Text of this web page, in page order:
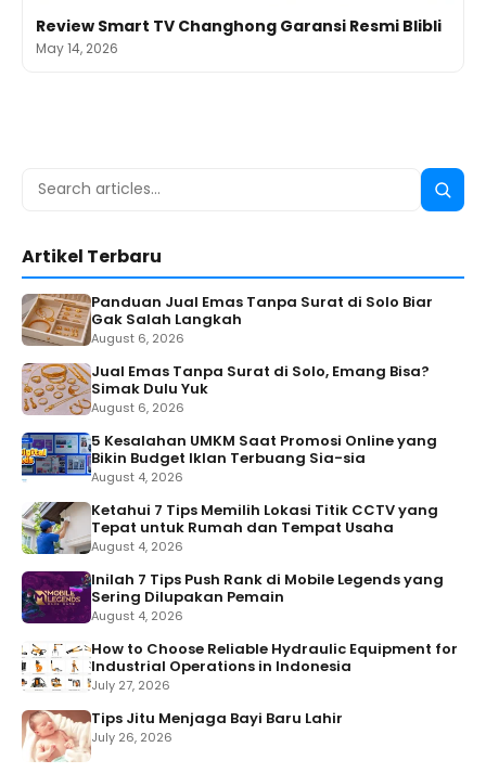
Review Smart TV Changhong Garansi Resmi Blibli
May 14, 2026
Search
Search
Artikel Terbaru
Panduan Jual Emas Tanpa Surat di Solo Biar
Gak Salah Langkah
August 6, 2026
Jual Emas Tanpa Surat di Solo, Emang Bisa?
Simak Dulu Yuk
August 6, 2026
5 Kesalahan UMKM Saat Promosi Online yang
Bikin Budget Iklan Terbuang Sia-sia
August 4, 2026
Ketahui 7 Tips Memilih Lokasi Titik CCTV yang
Tepat untuk Rumah dan Tempat Usaha
August 4, 2026
Inilah 7 Tips Push Rank di Mobile Legends yang
Sering Dilupakan Pemain
August 4, 2026
How to Choose Reliable Hydraulic Equipment for
Industrial Operations in Indonesia
July 27, 2026
Tips Jitu Menjaga Bayi Baru Lahir
July 26, 2026